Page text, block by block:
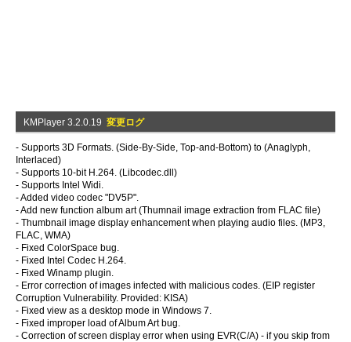
KMPlayer 3.2.0.19 変更ログ
- Supports 3D Formats. (Side-By-Side, Top-and-Bottom) to (Anaglyph,
Interlaced)
- Supports 10-bit H.264. (Libcodec.dll)
- Supports Intel Widi.
- Added video codec "DV5P".
- Add new function album art (Thumnail image extraction from FLAC file)
- Thumbnail image display enhancement when playing audio files. (MP3,
FLAC, WMA)
- Fixed ColorSpace bug.
- Fixed Intel Codec H.264.
- Fixed Winamp plugin.
- Error correction of images infected with malicious codes. (EIP register
Corruption Vulnerability. Provided: KISA)
- Fixed view as a desktop mode in Windows 7.
- Fixed improper load of Album Art bug.
- Correction of screen display error when using EVR(C/A) - if you skip from